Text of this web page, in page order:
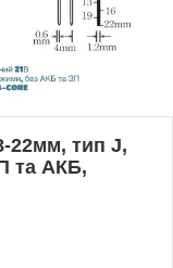
22мм, тип J,
та АКБ,